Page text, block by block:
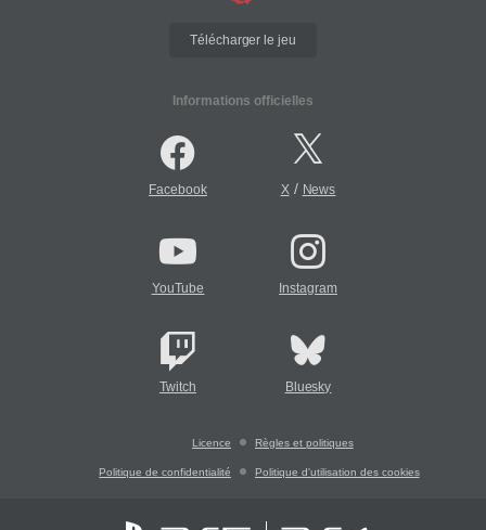
Télécharger le jeu
Informations officielles
Facebook X/ News
YouTube Instagram
Twitch Bluesky
Licence Règles et politiques
Politique de confidentialité Politique d'utilisation des cookies